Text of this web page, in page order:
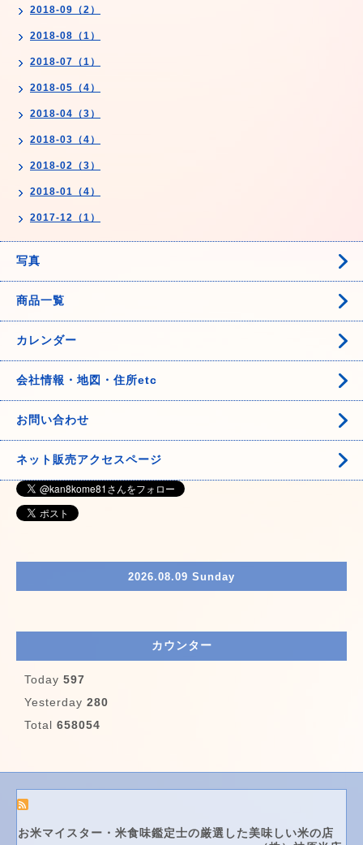
2018-09（2）
2018-08（1）
2018-07（1）
2018-05（4）
2018-04（3）
2018-03（4）
2018-02（3）
2018-01（4）
2017-12（1）
写真
商品一覧
カレンダー
会社情報・地図・住所etc
お問い合わせ
ネット販売アクセスページ
2026.08.09 Sunday
カウンター
Today 597
Yesterday 280
Total 658054
お米マイスター・米食味鑑定士の厳選した美味しい米の店